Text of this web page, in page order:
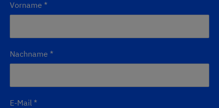
Vorname *
Nachname *
E-Mail *